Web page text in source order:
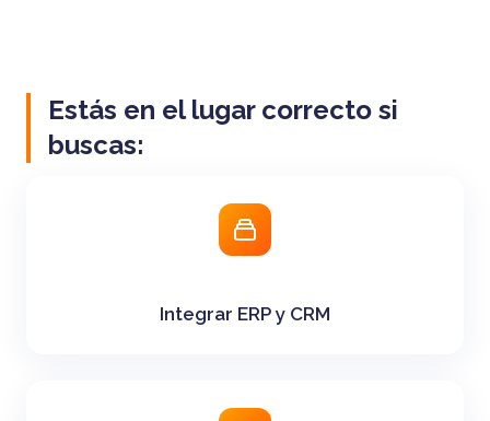
Estás en el lugar correcto si
buscas:
Integrar ERP y CRM